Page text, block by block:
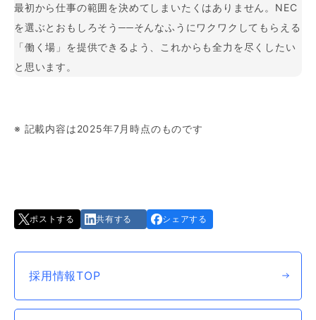
最初から仕事の範囲を決めてしまいたくはありません。NEC
を選ぶとおもしろそう──そんなふうにワクワクしてもらえる
「働く場」を提供できるよう、これからも全力を尽くしたい
と思います。
※ 記載内容は2025年7月時点のものです
ポストする 共有する シェアする
採用情報TOP